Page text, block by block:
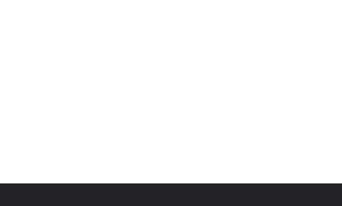
de wieltjes daarna niet meer aan en klap het